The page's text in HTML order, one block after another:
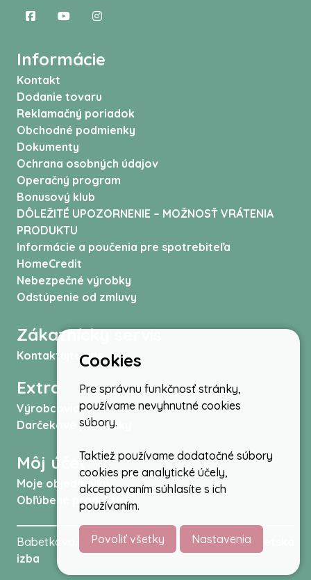
Informácie
Kontakt
Dodanie tovaru
Reklamačný poriadok
Obchodné podmienky
Dokumenty
Ochrana osobných údajov
Operačný program
Bonusový klub
DÔLEŽITÉ UPOZORNENIE – MOŽNOSŤ VRÁTENIA
PRODUKTU
Informácie a poučenia pre spotrebiteľa
HomeCredit
Nebezpečné výrobky
Odstúpenie od zmluvy
Zákaznícky servis
Kontaktujte nás
Extra
Výrobcovia
Darčekové poukážky
Môj účet
Moje objednávky
Obľúbené produkty
Babetkovo.sk © 2026 -Kočíky autosedačky,
izba
Cookies
Pre správnu funkčnosť stránky,
používame nevyhnutné cookies
súbory.
Taktiež používame dodatočné súbory
cookies pre analytické účely,
akceptovaním súhlasíte s ich
používaním.
Povoliť všetky Nastavenia